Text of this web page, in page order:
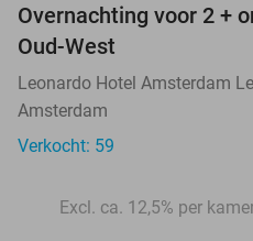
Overnachting voor 2 +
Oud-West
Leonardo Hotel Amsterdam
Amsterdam
Verkocht: 59
Excl. ca. 12,5% per